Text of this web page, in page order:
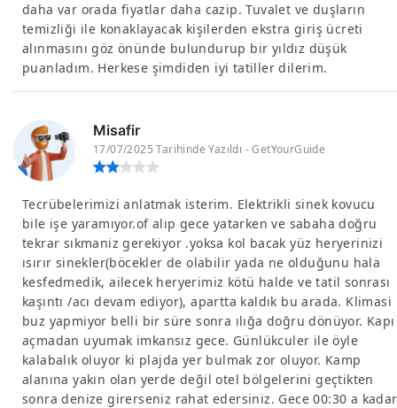
daha var orada fiyatlar daha cazip. Tuvalet ve duşların
temizliği ile konaklayacak kişilerden ekstra giriş ücreti
alınmasını göz önünde bulundurup bir yıldız düşük
puanladım. Herkese şimdiden iyi tatiller dilerim.
Misafir
17/07/2025 Tarihinde Yazıldı - GetYourGuide
Tecrübelerimizi anlatmak isterim. Elektrikli sinek kovucu
bile işe yaramıyor.of alıp gece yatarken ve sabaha doğru
tekrar sıkmaniz gerekiyor .yoksa kol bacak yüz heryerinizi
ısırır sinekler(böcekler de olabilir yada ne olduğunu hala
kesfedmedik, ailecek heryerimiz kötü halde ve tatil sonrası
kaşıntı /acı devam ediyor), apartta kaldık bu arada. Klimasi
buz yapmiyor belli bir süre sonra ılığa doğru dönüyor. Kapı
açmadan uyumak imkansız gece. Günlükculer ile öyle
kalabalık oluyor ki plajda yer bulmak zor oluyor. Kamp
alanına yakın olan yerde değil otel bölgelerini geçtikten
sonra denize girerseniz rahat edersiniz. Gece 00:30 a kadar